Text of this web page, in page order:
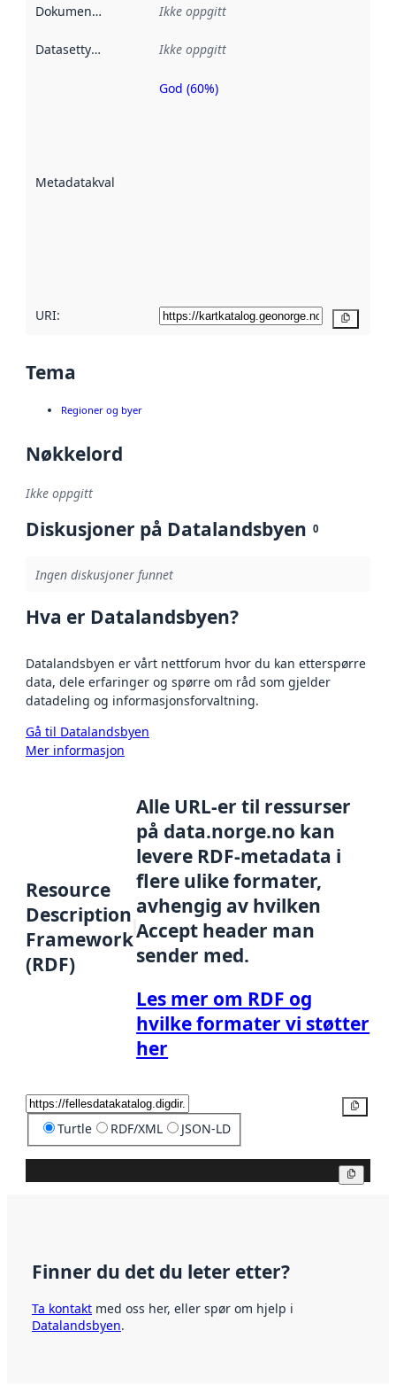
Dokumentasjon Ikke oppgitt
Datasettype Ikke oppgitt
Metadatakvalitet
Metadatakvalitet
God (60%)
URI:
Tema
Regioner og byer
Nøkkelord
Ikke oppgitt
Diskusjoner på Datalandsbyen 0
Ingen diskusjoner funnet
Hva er Datalandsbyen?
Datalandsbyen er vårt nettforum hvor du kan etterspørre
data, dele erfaringer og spørre om råd som gjelder
datadeling og informasjonsforvaltning.
Gå til Datalandsbyen
Mer informasjon
Resource
Description
Framework
(RDF)
Alle URL-er til ressurser
på data.norge.no kan
levere RDF-metadata i
flere ulike formater,
avhengig av hvilken
Accept header man
sender med.
Les mer om RDF og
hvilke formater vi støtter
her
Turtle RDF/XML JSON-LD
Finner du det du leter etter?
Ta kontakt med oss her, eller spør om hjelp i
Datalandsbyen.